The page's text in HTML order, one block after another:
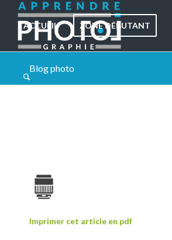
ACCUEIL ZONE DÉBUTANT
Blog photo
Imprimer cet article en pdf